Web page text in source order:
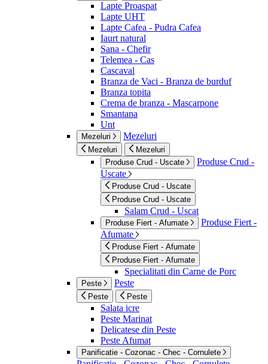
Lapte Proaspat
Lapte UHT
Lapte Cafea - Pudra Cafea
Iaurt natural
Sana - Chefir
Telemea - Cas
Cascaval
Branza de Vaci - Branza de burduf
Branza topita
Crema de branza - Mascarpone
Smantana
Unt
Mezeluri Mezeluri
Mezeluri
Mezeluri
Produse Crud - Uscate
Produse Crud -
Uscate
Produse Crud - Uscate
Produse Crud - Uscate
Salam Crud - Uscat
Produse Fiert - Afumate
Produse Fiert -
Afumate
Produse Fiert - Afumate
Produse Fiert - Afumate
Specialitati din Carne de Porc
Peste Peste
Peste Peste
Salata icre
Peste Marinat
Delicatese din Peste
Peste Afumat
Panificatie - Cozonac - Chec - Cornulete